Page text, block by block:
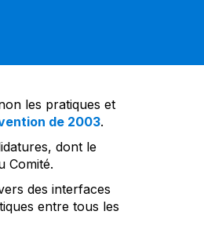
les pratiques et
de 2003.
dont le
Comité.
des interfaces
entre tous les